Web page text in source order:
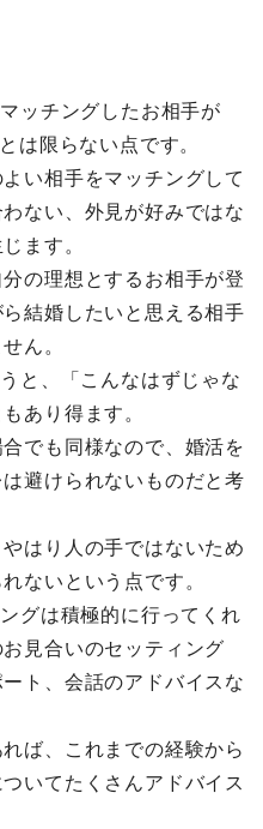
ッチングしたお相手が
は限らない点です。
い相手をマッチングして
ない、外見が好みではな
ます。
の理想とするお相手が登
結婚したいと思える相手
ん。
と、「こんなはずじゃな
あり得ます。
でも同様なので、婚活を
避けられないものだと考
はり人の手ではないため
ないという点です。
グは積極的に行ってくれ
見合いのセッティング
ト、会話のアドバイスな
ば、これまでの経験から
いてたくさんアドバイス